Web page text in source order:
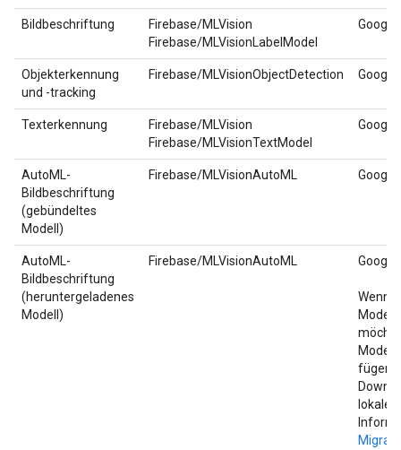
Bildbeschriftung
Firebase/MLVision
Firebase/MLVisionLabelModel
Objekterkennung
und -tracking
Firebase/MLVisionObjectDetection
Texterkennung
Firebase/MLVision
Firebase/MLVisionTextModel
AutoML-
Bildbeschriftung
(gebündeltes
Modell)
Firebase/MLVisionAutoML
AutoML-
Bildbeschriftung
(heruntergeladenes
Modell)
Firebase/MLVisionAutoML
Wenn
fügen
lokale